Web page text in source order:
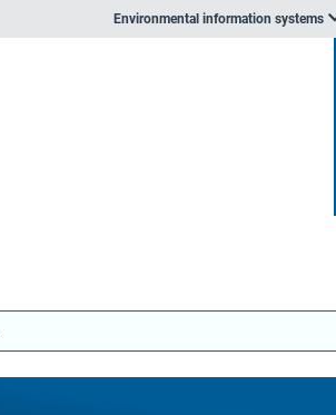
Environmental information systems